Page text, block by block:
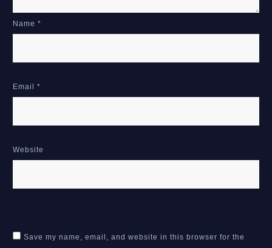
Name *
Email *
Website
Save my name, email, and website in this browser for the